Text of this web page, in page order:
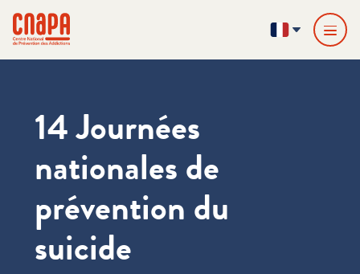
cnapa
FR
14 Journées
nationales de
prévention du
suicide